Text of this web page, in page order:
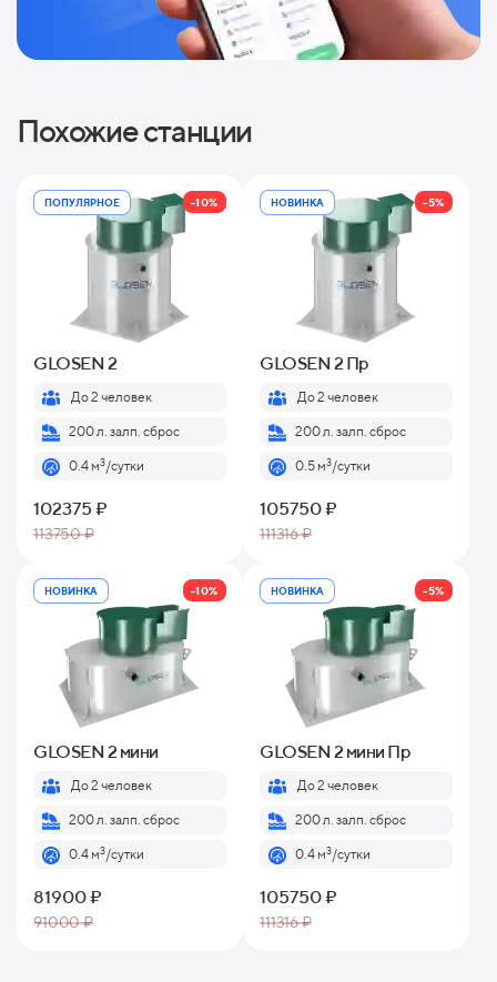
Похожие станции
ПОПУЛЯРНОЕ -10%
GLOSEN 2
До 2 человек
200 л. залп. сброс
0.4 м3/сутки
102375 ₽
113750 ₽
НОВИНКА -5%
GLOSEN 2 Пр
До 2 человек
200 л. залп. сброс
0.5 м3/сутки
105750 ₽
111316 ₽
НОВИНКА -10%
GLOSEN 2 мини
До 2 человек
200 л. залп. сброс
0.4 м3/сутки
81900 ₽
91000 ₽
НОВИНКА -5%
GLOSEN 2 мини Пр
До 2 человек
200 л. залп. сброс
0.4 м3/сутки
105750 ₽
111316 ₽